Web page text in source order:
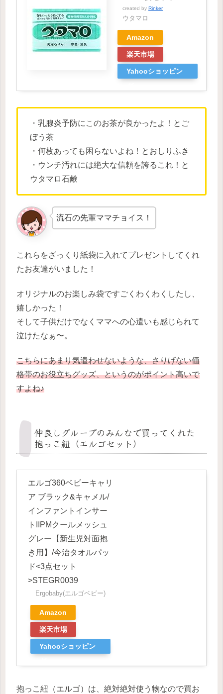
created by Rinker
ウタマロ
Amazon
楽天市場
Yahooショッピン
・乳腺炎予防にこのお茶が良かったよ！とご
ぼう茶
・何枚あっても困らないよね！とおしりふき
・ウンチ汚れには絶大な信頼を誇るこれ！と
ウタマロ石鹸
流石の先輩ママチョイス！
これらをざっくり紙袋に入れてプレゼントしてくれ
たお友達がいました！
オリジナルのお楽しみ袋ですごくわくわくしたし、
嬉しかった！
そして子供だけでなくママへの心遣いも感じられて
泣けたなぁ〜。
こちらにあまり気遣わせないような、さりげない価
格帯のお役立ちグッズ、というのがポイント高いで
すよね♪
仲良しグループのみんなで買ってくれた
抱っこ紐（エルゴセット）
エルゴ360ベビーキャリ
ア ブラック&キャメル/
インファントインサー
トIIPMクールメッシュ
グレー【新生児対面抱
き用】/今治タオルパッ
ド<3点セット
>STEGR0039
Ergobaby(エルゴベビー)
Amazon
楽天市場
Yahooショッピン
抱っこ紐（エルゴ）は、絶対絶対使う物なので買お